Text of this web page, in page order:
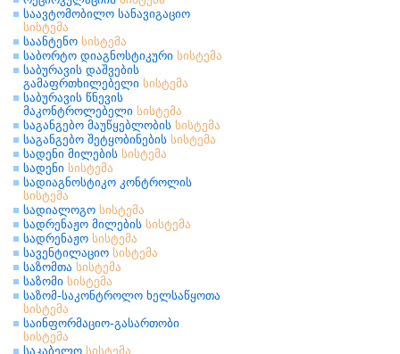
საავტომობილო სანავიგაციო
სისტემა
საანტენო სისტემა
საბორტო დიაგნოსტიკური სისტემა
საბურავის დაშვების
გამაფრთხილებელი სისტემა
საბურავის წნევის
მაკონტროლებელი სისტემა
საგანგებო მაუწყებლობის სისტემა
საგანგებო შეტყობინების სისტემა
სადენი მილების სისტემა
სადენი სისტემა
სადიაგნოსტიკო კონტროლის
სისტემა
სადიალოგო სისტემა
სადრენაჟო მილების სისტემა
სადრენაჟო სისტემა
სავენტილაციო სისტემა
საზომთა სისტემა
საზომი სისტემა
საზომ-საკონტროლო ხელსაწყოთა
სისტემა
საინფორმაციო-გასართობი
სისტემა
საკაბელო სისტემა